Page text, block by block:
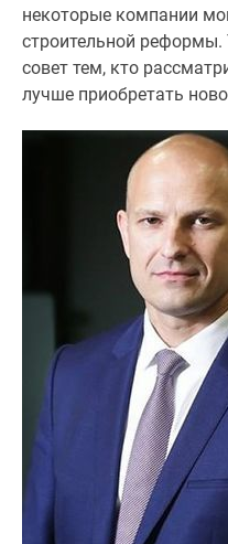
застройщики
Панорамы
новостроек
Видеообзор
новостроек
комнатные
комнатные
комнатные
Квартиры
некоторые компании
строительной
совет тем, кто
лучше приобретать